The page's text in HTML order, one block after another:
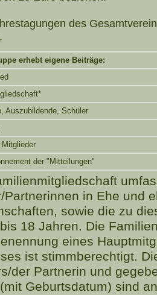
des
erhebt eigene Beiträge:
Auszubildende, Schüler
Mitglieder
der "Mitteilungen"
Partnerinnen in Ehe und
sowie die zu
18 Jahren. Die
eines
ist stimmberechtigt.
der Partnerin und
Geburtsdatum) sind